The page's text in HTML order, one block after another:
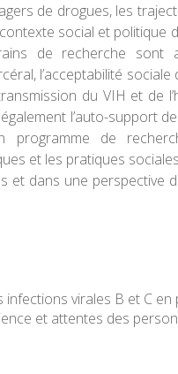
de drogues, les
social et politique
de recherche sont
l’acceptabilité
du VIH et de
l’auto-support
programme de
et les pratiques
et dans une perspective
virales B et C
et attentes des